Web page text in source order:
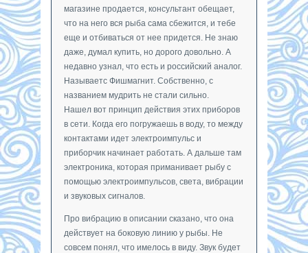
магазине продается, консультант обещает,
что на него вся рыба сама сбежится, и тебе
еще и отбиваться от нее придется. Не знаю
даже, думал купить, но дорого довольно. А
недавно узнал, что есть и российский аналог.
Называетс Фишмагнит. Собственно, с
названием мудрить не стали сильно.
Нашел вот принцип действия этих приборов
в сети. Когда его погружаешь в воду, то между
контактами идет электроимпульс и
приборчик начинает работать. А дальше там
электроника, которая приманивает рыбу с
помощью электроимпульсов, света, вибрации
и звуковых сигналов.
Про вибрацию в описании сказано, что она
действует на боковую линию у рыбы. Не
совсем понял, что имелось в виду. Звук будет